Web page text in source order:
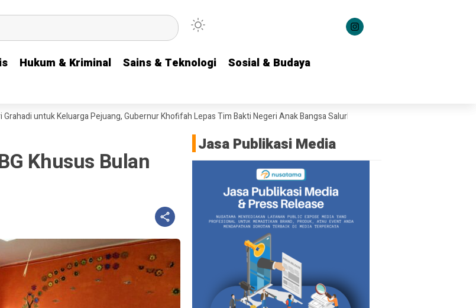
Hukum & Kriminal Sains & Teknologi
Sosial & Budaya
Hukum & Kriminal Sains & Teknologi
Sosial & Budaya
untuk Keluarga Pejuang, Gubernur Khofifah Lepas Tim Bakti Negeri Anak Bangsa Salurkan Bantuan ke 22 Daerah
Khusus Bulan
Jasa Publikasi Media